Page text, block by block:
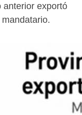
anterior exportó